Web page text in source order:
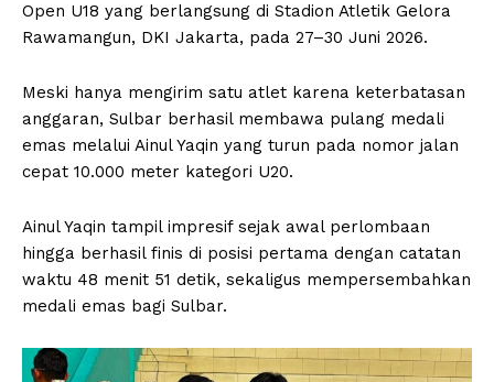
Open U18 yang berlangsung di Stadion Atletik Gelora
Rawamangun, DKI Jakarta, pada 27–30 Juni 2026.
Meski hanya mengirim satu atlet karena keterbatasan
anggaran, Sulbar berhasil membawa pulang medali
emas melalui Ainul Yaqin yang turun pada nomor jalan
cepat 10.000 meter kategori U20.
Ainul Yaqin tampil impresif sejak awal perlombaan
hingga berhasil finis di posisi pertama dengan catatan
waktu 48 menit 51 detik, sekaligus mempersembahkan
medali emas bagi Sulbar.